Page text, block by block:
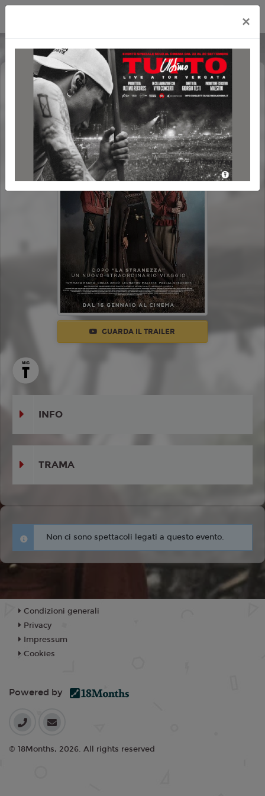
L'ABBAGLIO
GUARDA IL TRAILER
INFO
TRAMA
Non ci sono spettacoli legati a questo evento.
×
Condizioni generali
Privacy
Impressum
Cookies
Powered by
© 18Months, 2026. All rights reserved